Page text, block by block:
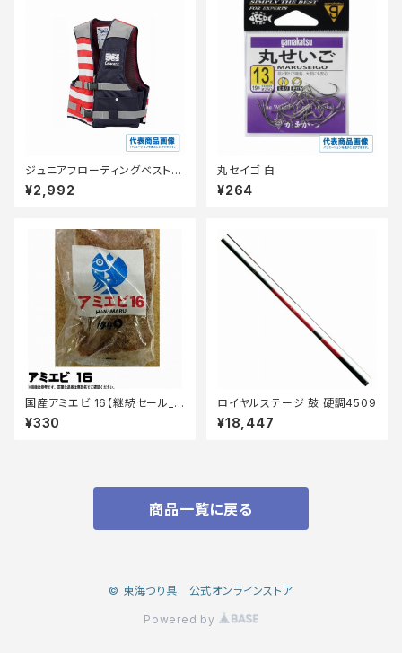
ジュニアフローティングベスト N
FC-2390トリコロールS
¥2,992
丸セイゴ 白
¥264
国産アミエビ 16【継続セール_
エサ】
¥330
ロイヤルステージ 鼓 硬調4509
¥18,447
商品一覧に戻る
© 東海つり具 公式オンラインストア
Powered by